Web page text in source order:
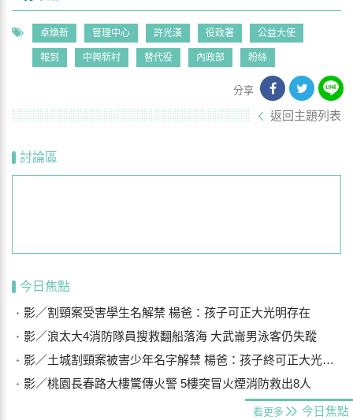
卓煥新 管理中心 許光漢 役政署 公益大使
報到 中興新村 替代役 內政部 粉絲
分享
返回主題列表
討論區
今日焦點
影／割頸案受害學生名解禁 楊爸：孩子可正大光明存在
影／浪太大4消防隊員搜救翻船落海 大武崙男泳客仍失蹤
影／土城割頸案被害少年名字解禁 楊爸：孩子終可正大光明存在
影／桃園長春路大樓驚傳火警 5樓突冒火煙消防救出8人
看更多 今日焦點